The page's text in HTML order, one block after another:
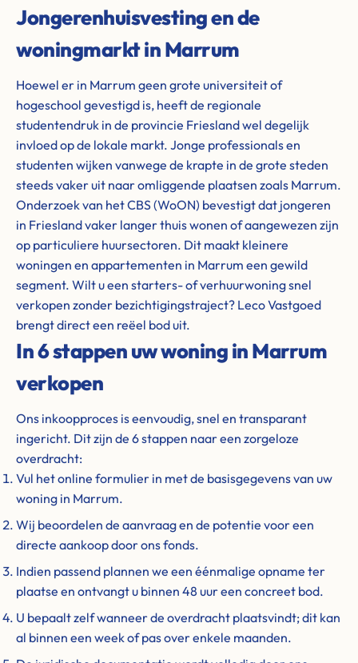
Jongerenhuisvesting en de
woningmarkt in Marrum
Hoewel er in Marrum geen grote universiteit of
hogeschool gevestigd is, heeft de regionale
studentendruk in de provincie Friesland wel degelijk
invloed op de lokale markt. Jonge professionals en
studenten wijken vanwege de krapte in de grote steden
steeds vaker uit naar omliggende plaatsen zoals Marrum.
Onderzoek van het CBS (WoON) bevestigt dat jongeren
in Friesland vaker langer thuis wonen of aangewezen zijn
op particuliere huursectoren. Dit maakt kleinere
woningen en appartementen in Marrum een gewild
segment. Wilt u een starters- of verhuurwoning snel
verkopen zonder bezichtigingstraject? Leco Vastgoed
brengt direct een reëel bod uit.
In 6 stappen uw woning in Marrum
verkopen
Ons inkoopproces is eenvoudig, snel en transparant
ingericht. Dit zijn de 6 stappen naar een zorgeloze
overdracht:
Vul het online formulier in met de basisgegevens van uw
woning in Marrum.
Wij beoordelen de aanvraag en de potentie voor een
directe aankoop door ons fonds.
Indien passend plannen we een éénmalige opname ter
plaatse en ontvangt u binnen 48 uur een concreet bod.
U bepaalt zelf wanneer de overdracht plaatsvindt; dit kan
al binnen een week of pas over enkele maanden.